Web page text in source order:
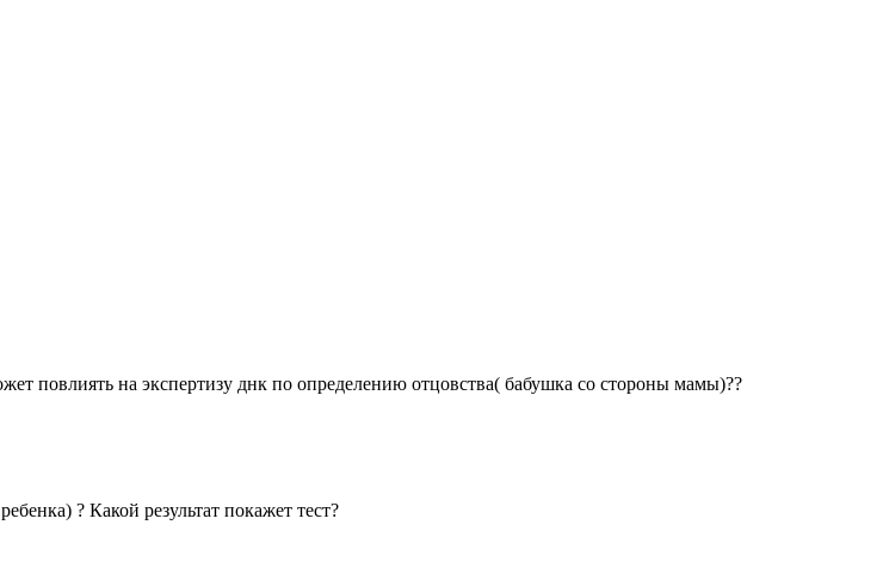
повлиять на экспертизу днк по определению отцовства( бабушка со стороны мамы)??
? Какой результат покажет тест?